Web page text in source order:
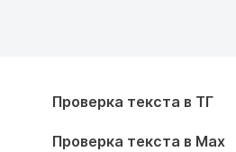
Проверка текста в ТГ
Проверка текста в Max